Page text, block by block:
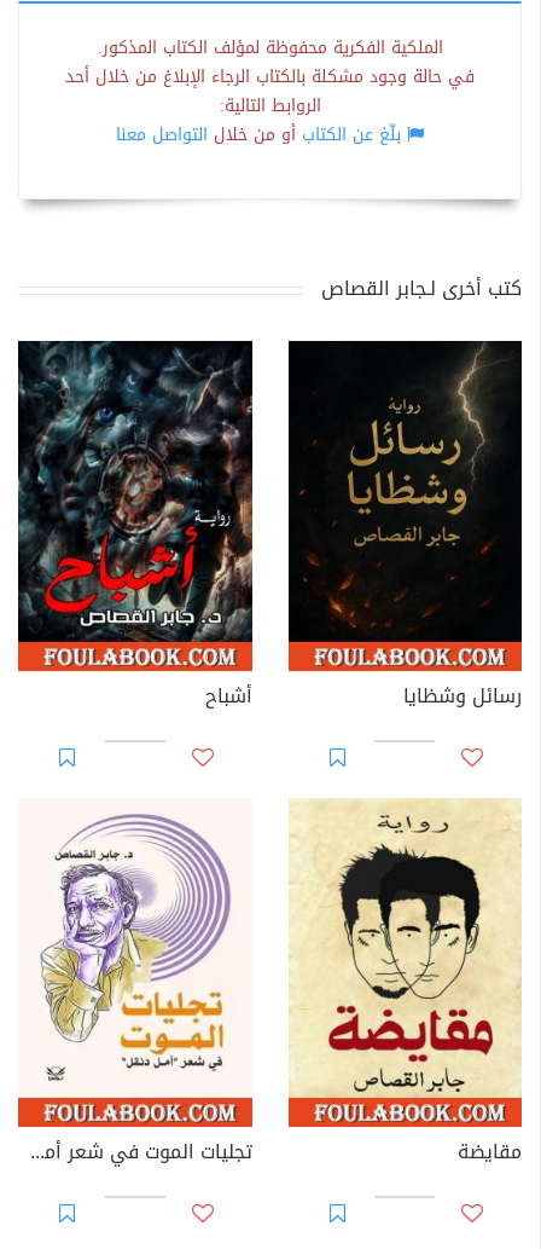
الملكية الفكرية محفوظة لمؤلف الكتاب المذكور.
في حالة وجود مشكلة بالكتاب الرجاء الإبلاغ من خلال أحد
الروابط التالية:
بلّغ عن الكتاب أو من خلال التواصل معنا
كتب أخرى لـجابر القصاص
رسائل وشظايا أشباح
مقايضة تجليات الموت في شعر أمل دنقل